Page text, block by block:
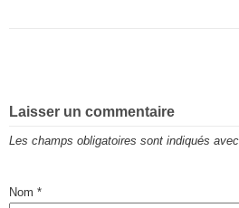
Laisser un commentaire
Les champs obligatoires sont indiqués avec
Nom *